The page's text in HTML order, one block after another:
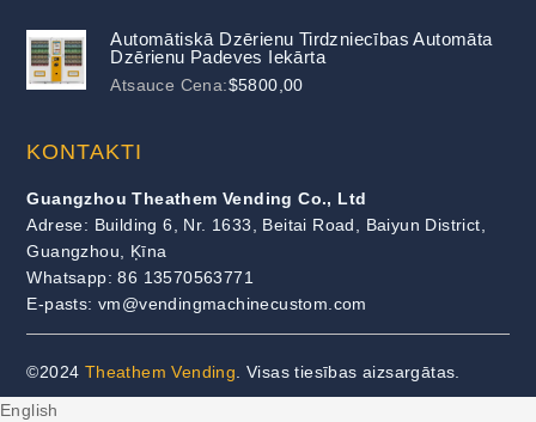
Automātiskā Dzērienu Tirdzniecības Automāta
Dzērienu Padeves Iekārta
Atsauce Cena:$5800,00
KONTAKTI
Guangzhou Theathem Vending Co., Ltd
Adrese: Building 6, Nr. 1633, Beitai Road, Baiyun District,
Guangzhou, Ķīna
Whatsapp: 86 13570563771
E-pasts: vm@vendingmachinecustom.com
©2024 Theathem Vending . Visas tiesības aizsargātas.
English